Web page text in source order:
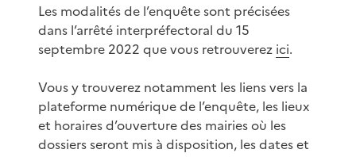
Les modalités de l’enquête sont précisées
dans l’arrêté interpréfectoral du 15
septembre 2022 que vous retrouverez ici.
Vous y trouverez notamment les liens vers la
plateforme numérique de l’enquête, les lieux
et horaires d’ouverture des mairies où les
dossiers seront mis à disposition, les dates et